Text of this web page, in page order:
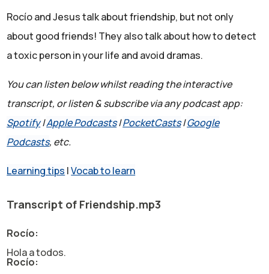
Rocío and Jesus talk about friendship, but not only
about good friends! They also talk about how to detect
a toxic person in your life and avoid dramas.
You can listen below whilst reading the interactive
transcript, or listen & subscribe via any podcast app:
Spotify|Apple Podcasts|PocketCasts|Google
Podcasts, etc.
Learning tips |Vocab to learn
Transcript of Friendship.mp3
Rocío:
Hola a todos.
Rocío: